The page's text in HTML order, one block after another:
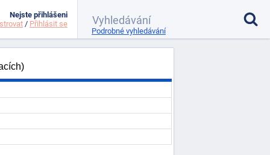
Nejste přihlášeni
/ Přihlásit se
Podrobné vyhledávání